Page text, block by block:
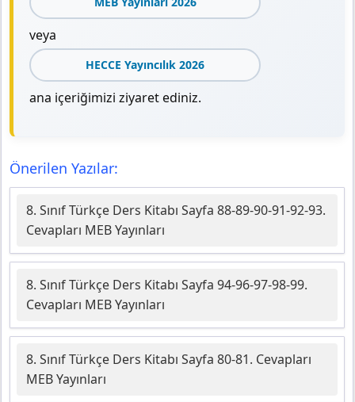
veya
HECCE Yayıncılık 2026
ana içeriğimizi ziyaret ediniz.
Önerilen Yazılar:
8. Sınıf Türkçe Ders Kitabı Sayfa 88-89-90-91-92-93.
Cevapları MEB Yayınları
8. Sınıf Türkçe Ders Kitabı Sayfa 94-96-97-98-99.
Cevapları MEB Yayınları
8. Sınıf Türkçe Ders Kitabı Sayfa 80-81. Cevapları
MEB Yayınları